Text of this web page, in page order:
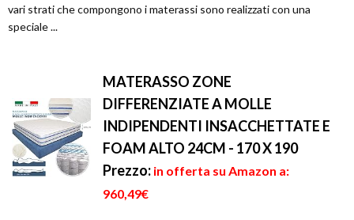
vari strati che compongono i materassi sono realizzati con una
speciale ...
MATERASSO ZONE
DIFFERENZIATE A MOLLE
INDIPENDENTI INSACCHETTATE E
FOAM ALTO 24CM - 170 X 190
Prezzo: in offerta su Amazon a:
960,49€